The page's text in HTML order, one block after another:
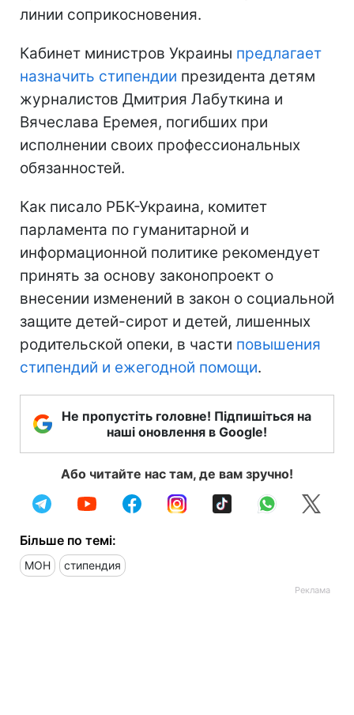
линии соприкосновения.
Кабинет министров Украины предлагает
назначить стипендии президента детям
журналистов Дмитрия Лабуткина и
Вячеслава Еремея, погибших при
исполнении своих профессиональных
обязанностей.
Как писало РБК-Украина, комитет
парламента по гуманитарной и
информационной политике рекомендует
принять за основу законопроект о
внесении изменений в закон о социальной
защите детей-сирот и детей, лишенных
родительской опеки, в части повышения
стипендий и ежегодной помощи.
Не пропустіть головне! Підпишіться на
наші оновлення в Google!
Або читайте нас там, де вам зручно!
Більше по темі:
МОН стипендия